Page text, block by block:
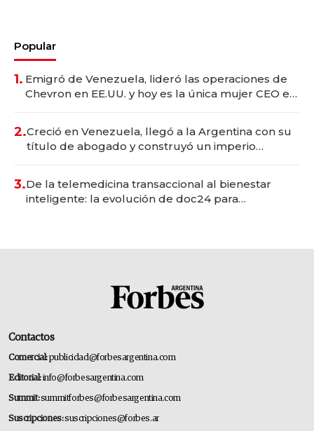
Popular
1. Emigró de Venezuela, lideró las operaciones de
Chevron en EE.UU. y hoy es la única mujer CEO en
2.Creció en Venezuela, llegó a la Argentina con su
título de abogado y construyó un imperio
3.De la telemedicina transaccional al bienestar
inteligente: la evolución de doc24 para
Contactos
Comercial:publicidad@forbesargentina.com
Editorial:info@forbesargentina.com
Summit:summitforbes@forbesargentina.com
Suscripciones:suscripciones@forbes.ar